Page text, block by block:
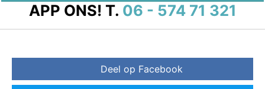
APP ONS! T. 06 - 574 71 321
Deel op Facebook